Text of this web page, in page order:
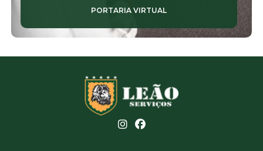
PORTARIA VIRTUAL